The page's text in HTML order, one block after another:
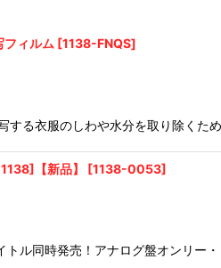
絞り込む
ィルム [1138-FNQS]
る衣服のしわや水分を取り除くた
【新品】 [1138-0053]
ル同時発売！アナログ盤オンリー